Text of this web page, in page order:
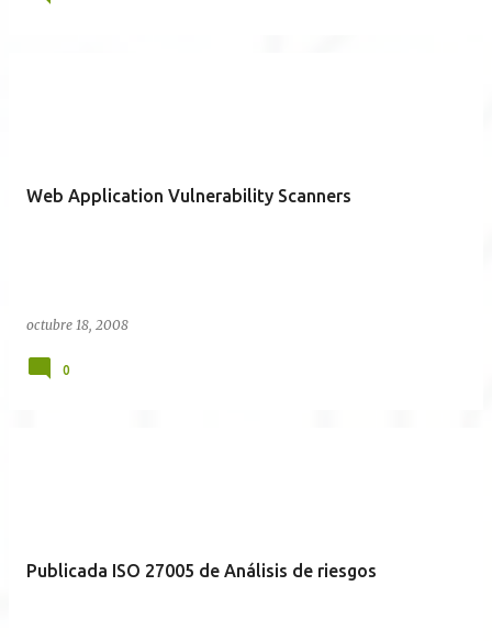
Web Application Vulnerability Scanners
octubre 18, 2008
0
Publicada ISO 27005 de Análisis de riesgos